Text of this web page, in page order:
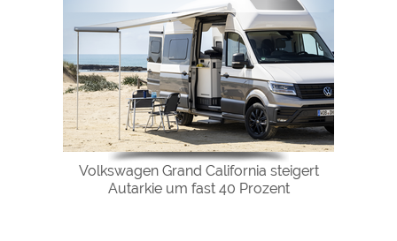
Volkswagen Grand California steigert
Autarkie um fast 40 Prozent